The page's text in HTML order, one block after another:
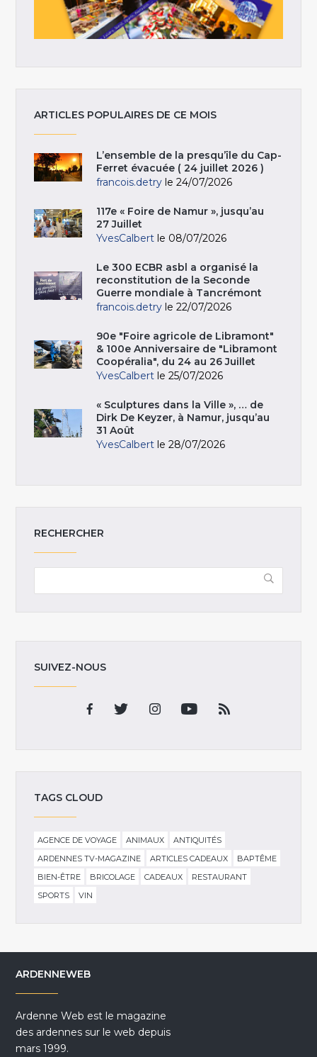
ARTICLES POPULAIRES DE CE MOIS
L’ensemble de la presqu’île du Cap-
Ferret évacuée ( 24 juillet 2026 )
francois.detry le 24/07/2026
117e « Foire de Namur », jusqu’au
27 Juillet
YvesCalbert le 08/07/2026
Le 300 ECBR asbl a organisé la
reconstitution de la Seconde
Guerre mondiale à Tancrémont
francois.detry le 22/07/2026
90e "Foire agricole de Libramont"
& 100e Anniversaire de "Libramont
Coopéralia", du 24 au 26 Juillet
YvesCalbert le 25/07/2026
« Sculptures dans la Ville », … de
Dirk De Keyzer, à Namur, jusqu’au
31 Août
YvesCalbert le 28/07/2026
RECHERCHER
SUIVEZ-NOUS
TAGS CLOUD
AGENCE DE VOYAGE ANIMAUX
ANTIQUITÉS
ARDENNES TV-MAGAZINE
ARTICLES CADEAUX
BAPTÊME
BIEN-ÊTRE
BRICOLAGE CADEAUX
RESTAURANT
SPORTS
VIN
ARDENNEWEB
Ardenne Web est le magazine
des ardennes sur le web depuis
mars 1999.